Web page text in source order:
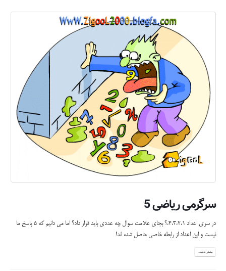
سرگرمی ریاضی 5
در سری اعداد 4،3،2،1،؟ بجای علامت سوال چه عددی باید قرار داد؟ اما می دانیم که 5 پاسخ ما
نیست و این اعداد از رابطه خاصی حاصل شده اند!
بیشتر بدانید...